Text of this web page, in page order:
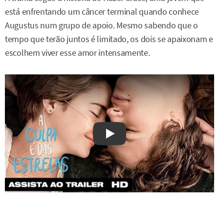
está enfrentando um câncer terminal quando conhece
Augustus num grupo de apoio. Mesmo sabendo que o
tempo que terão juntos é limitado, os dois se apaixonam e
escolhem viver esse amor intensamente.
Watch on YouTube